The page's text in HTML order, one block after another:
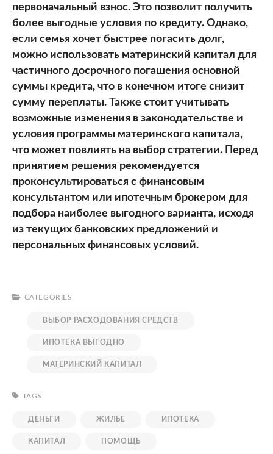
первоначальный взнос. Это позволит получить
более выгодные условия по кредиту. Однако,
если семья хочет быстрее погасить долг,
можно использовать материнский капитал для
частичного досрочного погашения основной
суммы кредита, что в конечном итоге снизит
сумму переплаты. Также стоит учитывать
возможные изменения в законодательстве и
условия программы материнского капитала,
что может повлиять на выбор стратегии. Перед
принятием решения рекомендуется
проконсультироваться с финансовым
консультантом или ипотечным брокером для
подбора наиболее выгодного варианта, исходя
из текущих банковских предложений и
персональных финансовых условий.
CATEGORIES
ВЫБОР РАСХОДОВАНИЯ СРЕДСТВ
ИПОТЕКА ВЫГОДНО
МАТЕРИНСКИЙ КАПИТАЛ
TAGS
ДЕНЬГИ ЖИЛЬЕ ИПОТЕКА
КАПИТАЛ ПОМОЩЬ